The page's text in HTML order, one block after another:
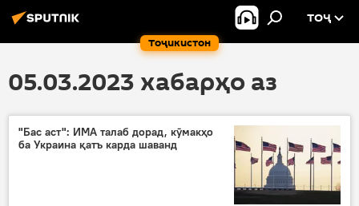
Тоҷикистон
ТОҶ
05.03.2023 хабарҳо аз
"Бас аст": ИМА талаб дорад, кӯмакҳо
ба Украина қатъ карда шаванд